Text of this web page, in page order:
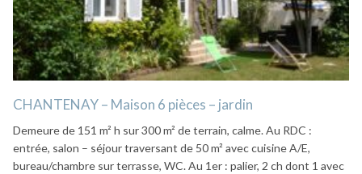
CHANTENAY – Maison 6 pièces – jardin
Demeure de 151 m² h sur 300 m² de terrain, calme. Au RDC :
entrée, salon – séjour traversant de 50 m² avec cuisine A/E,
bureau/chambre sur terrasse, WC. Au 1er : palier, 2 ch dont 1 avec